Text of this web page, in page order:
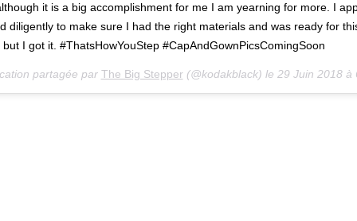
it is a big accomplishment for me I am yearning for more. I
diligently to make sure I had the right materials and was ready for
I got it. #ThatsHowYouStep #CapAndGownPicsComingSoon
partagée par The Big Stepper (@kodakblack) le 29 Juin 2018 à